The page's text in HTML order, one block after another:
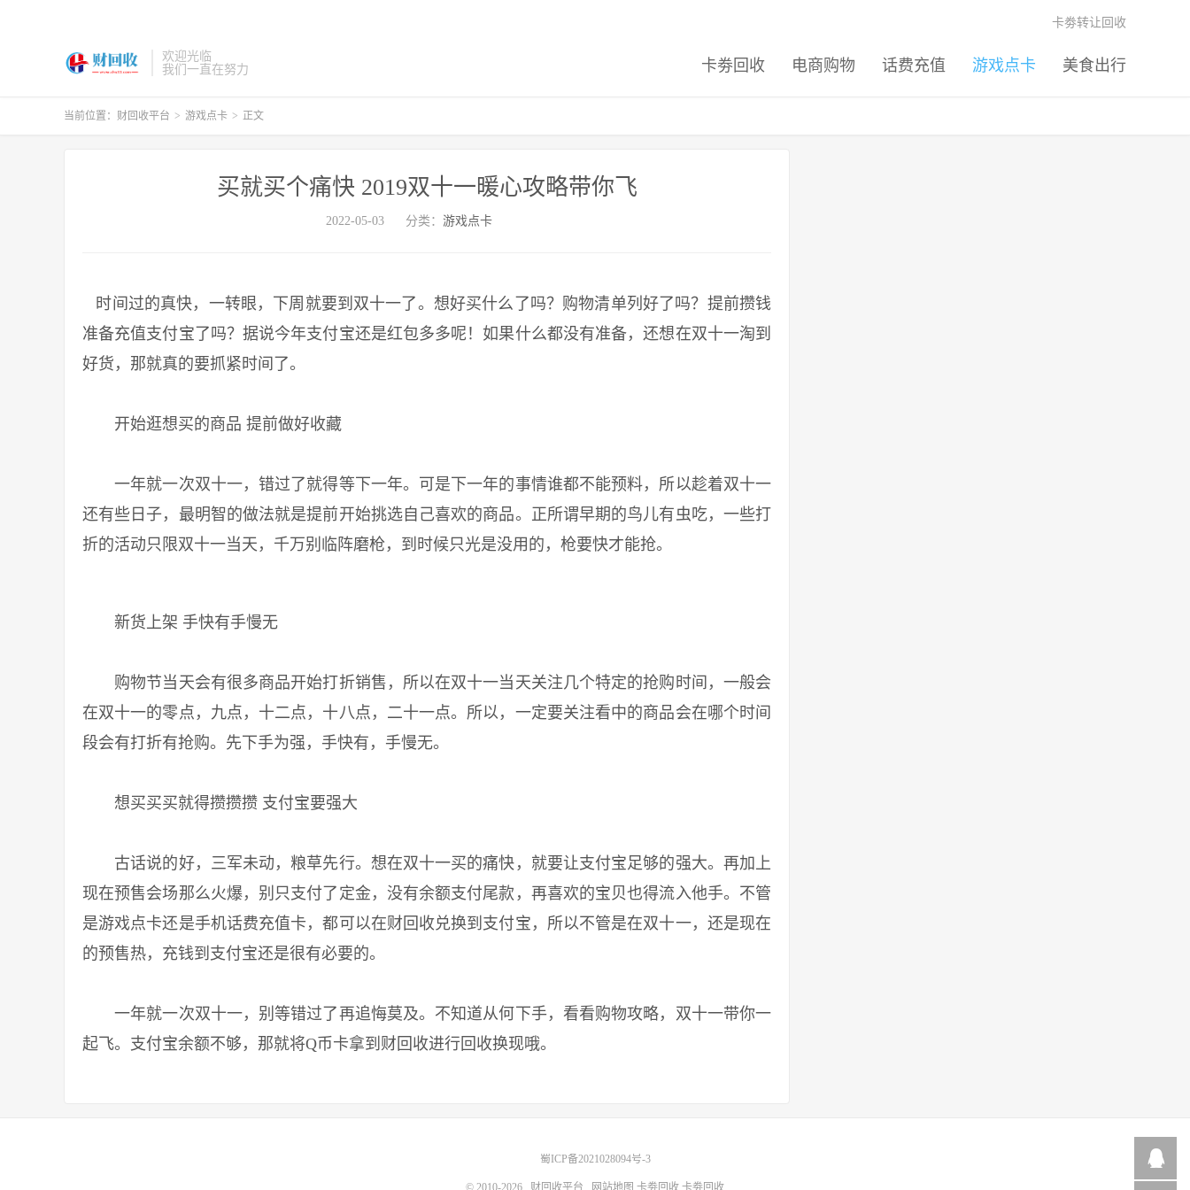
欢迎光临
我们一直在努力
卡劵回收 电商购物 话费充值 游戏点卡 美食出行
卡劵转让回收
当前位置： 财回收平台 > 游戏点卡 > 正文
买就买个痛快 2019双十一暖心攻略带你飞
2022-05-03 分类： 游戏点卡
时间过的真快，一转眼，下周就要到双十一了。想好买什么了吗？购物清单列好了吗？提前攒钱
准备充值支付宝了吗？据说今年支付宝还是红包多多呢！如果什么都没有准备，还想在双十一淘到
好货，那就真的要抓紧时间了。
开始逛想买的商品 提前做好收藏
一年就一次双十一，错过了就得等下一年。可是下一年的事情谁都不能预料，所以趁着双十一
还有些日子，最明智的做法就是提前开始挑选自己喜欢的商品。正所谓早期的鸟儿有虫吃，一些打
折的活动只限双十一当天，千万别临阵磨枪，到时候只光是没用的，枪要快才能抢。
新货上架 手快有手慢无
购物节当天会有很多商品开始打折销售，所以在双十一当天关注几个特定的抢购时间，一般会
在双十一的零点，九点，十二点，十八点，二十一点。所以，一定要关注看中的商品会在哪个时间
段会有打折有抢购。先下手为强，手快有，手慢无。
想买买买就得攒攒攒 支付宝要强大
古话说的好，三军未动，粮草先行。想在双十一买的痛快，就要让支付宝足够的强大。再加上
现在预售会场那么火爆，别只支付了定金，没有余额支付尾款，再喜欢的宝贝也得流入他手。不管
是游戏点卡还是手机话费充值卡，都可以在财回收兑换到支付宝，所以不管是在双十一，还是现在
的预售热，充钱到支付宝还是很有必要的。
一年就一次双十一，别等错过了再追悔莫及。不知道从何下手，看看购物攻略，双十一带你一
起飞。支付宝余额不够，那就将Q币卡拿到财回收进行回收换现哦。
蜀ICP备2021028094号-3
© 2010-2026 财回收平台 网站地图 卡劵回收 卡劵回收